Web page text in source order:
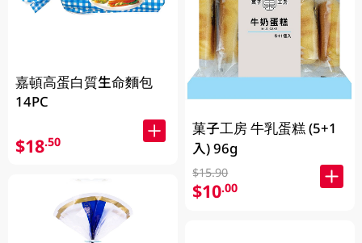
嘉頓高蛋白質生命麵包
14PC
$18.50
菓子工房 牛乳蛋糕 (5+1
入) 96g
$15.90
$10.00